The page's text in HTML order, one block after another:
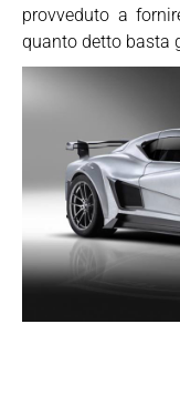
provveduto a
quanto detto basta